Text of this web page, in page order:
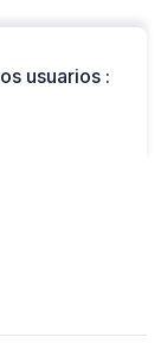
usuarios :